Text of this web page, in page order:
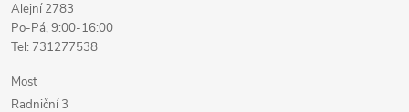
Alejní 2783
Po-Pá, 9:00-16:00
Tel: 731277538
Most
Radniční 3